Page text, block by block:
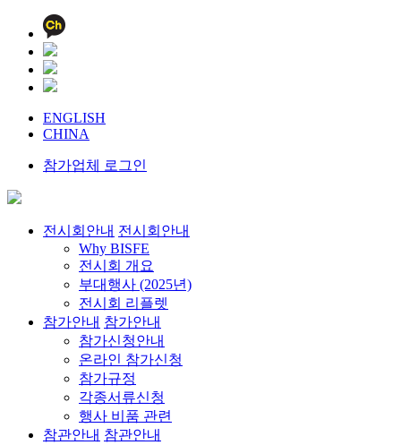
ENGLISH
CHINA
참가업체 로그인
전시회안내 전시회안내
Why BISFE
전시회 개요
부대행사 (2025년)
전시회 리플렛
참가안내 참가안내
참가신청안내
온라인 참가신청
참가규정
각종서류신청
행사 비품 관련
참관안내 참관안내